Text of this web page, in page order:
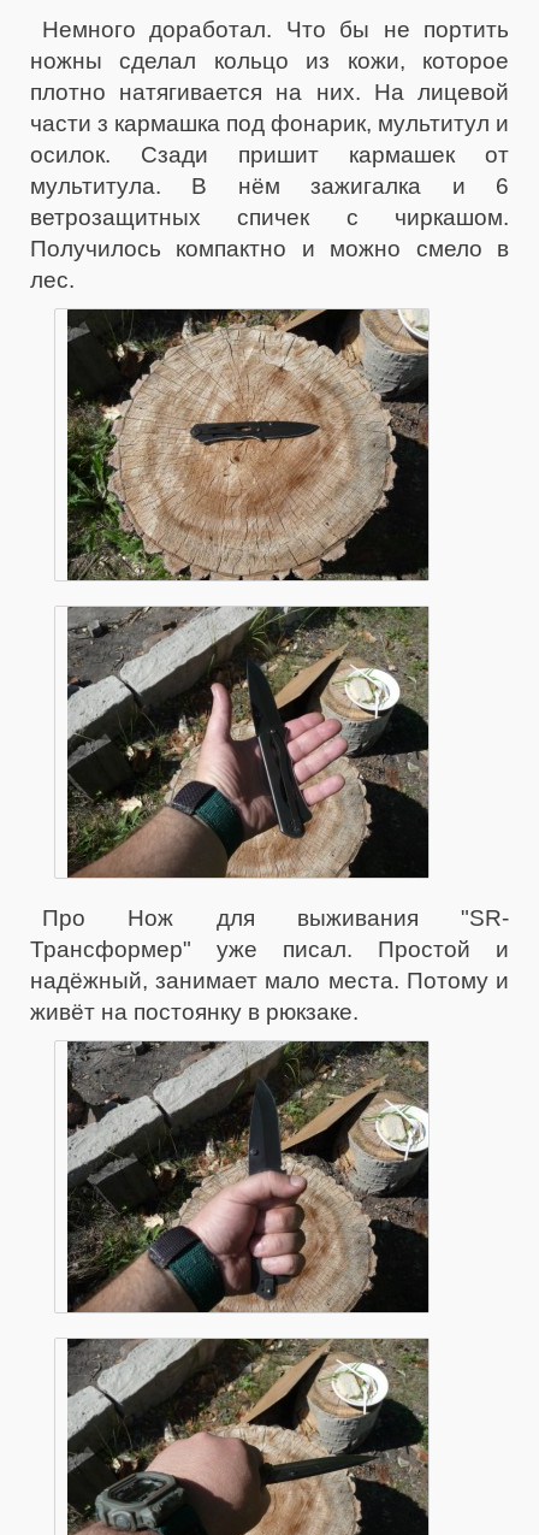
Немного доработал. Что бы не портить
ножны сделал кольцо из кожи, которое
плотно натягивается на них. На лицевой
части з кармашка под фонарик, мультитул и
осилок. Сзади пришит кармашек от
мультитула. В нём зажигалка и 6
ветрозащитных спичек с чиркашом.
Получилось компактно и можно смело в
лес.
Про Нож для выживания "SR-
Трансформер" уже писал. Простой и
надёжный, занимает мало места. Потому и
живёт на постоянку в рюкзаке.